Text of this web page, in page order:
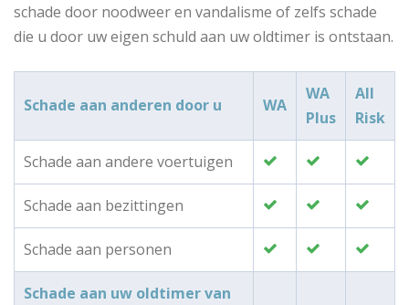
schade door noodweer en vandalisme of zelfs schade
die u door uw eigen schuld aan uw oldtimer is ontstaan.
Schade aan anderen door u WA
WA
Plus
All
Risk
Schade aan andere voertuigen
Schade aan bezittingen
Schade aan personen
Schade aan uw oldtimer van